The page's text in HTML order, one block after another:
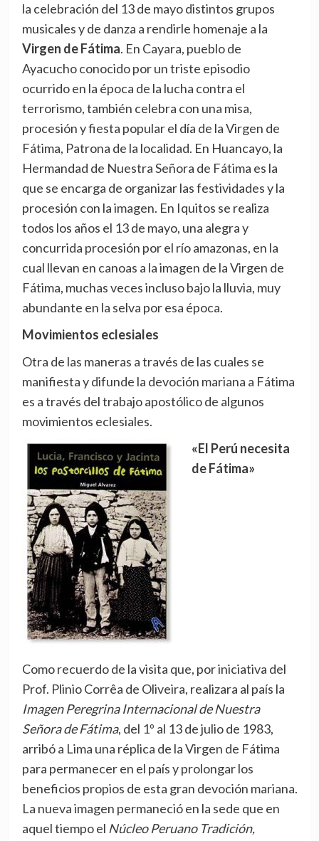
la celebración del 13 de mayo distintos grupos
musicales y de danza a rendirle homenaje a la
Virgen de Fátima. En Cayara, pueblo de
Ayacucho conocido por un triste episodio
ocurrido en la época de la lucha contra el
terrorismo, también celebra con una misa,
procesión y fiesta popular el día de la Virgen de
Fátima, Patrona de la localidad. En Huancayo, la
Hermandad de Nuestra Señora de Fátima es la
que se encarga de organizar las festividades y la
procesión con la imagen. En Iquitos se realiza
todos los años el 13 de mayo, una alegra y
concurrida procesión por el río amazonas, en la
cual llevan en canoas a la imagen de la Virgen de
Fátima, muchas veces incluso bajo la lluvia, muy
abundante en la selva por esa época.
Movimientos eclesiales
Otra de las maneras a través de las cuales se
manifiesta y difunde la devoción mariana a Fátima
es a través del trabajo apostólico de algunos
movimientos eclesiales.
«El Perú necesita
de Fátima»
Como recuerdo de la visita que, por iniciativa del
Prof. Plinio Corrêa de Oliveira, realizara al país la
Imagen Peregrina Internacional de Nuestra
Señora de Fátima, del 1º al 13 de julio de 1983,
arribó a Lima una réplica de la Virgen de Fátima
para permanecer en el país y prolongar los
beneficios propios de esta gran devoción mariana.
La nueva imagen permaneció en la sede que en
aquel tiempo el Núcleo Peruano Tradición,